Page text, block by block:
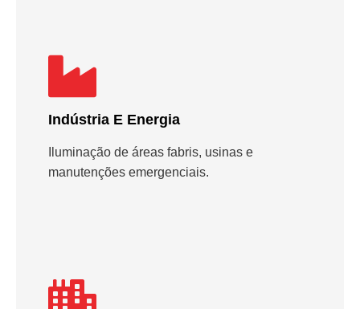
Indústria E Energia
Iluminação de áreas fabris, usinas e
manutenções emergenciais.